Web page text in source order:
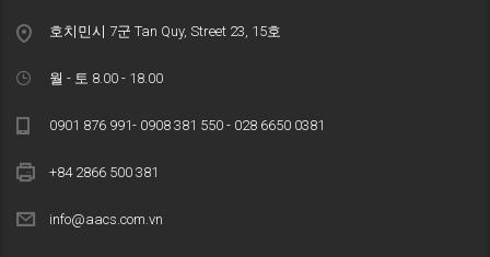
호치민시 7군 Tan Quy, Street 23, 15호
월 - 토 8.00 - 18.00
0901 876 991- 0908 381 550 - 028 6650 0381
+84 2866 500 381
info@aacs.com.vn